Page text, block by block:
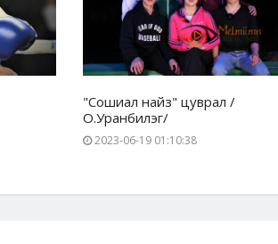
"Сошиал найз" цуврал /
О.Уранбилэг/
2023-06-19 01:10:38